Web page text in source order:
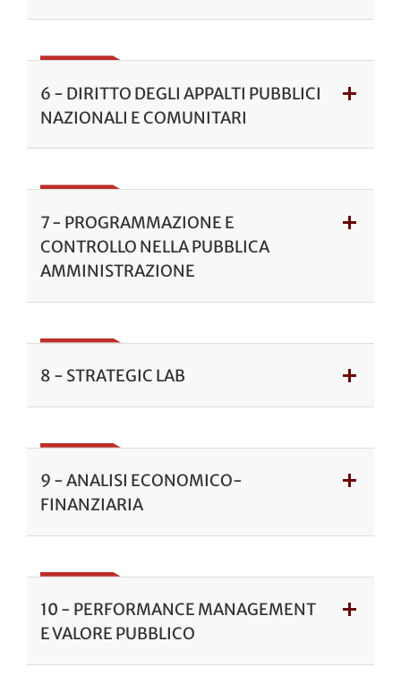
6 - DIRITTO DEGLI APPALTI PUBBLICI
NAZIONALI E COMUNITARI
7 - PROGRAMMAZIONE E
CONTROLLO NELLA PUBBLICA
AMMINISTRAZIONE
8 - STRATEGIC LAB
9 - ANALISI ECONOMICO-
FINANZIARIA
10 - PERFORMANCE MANAGEMENT
E VALORE PUBBLICO